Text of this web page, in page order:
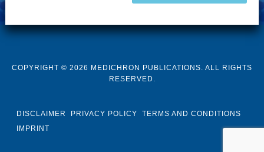
COPYRIGHT © 2026 MEDICHRON PUBLICATIONS. ALL RIGHTS
RESERVED.
DISCLAIMER PRIVACY POLICY
TERMS AND CONDITIONS
IMPRINT